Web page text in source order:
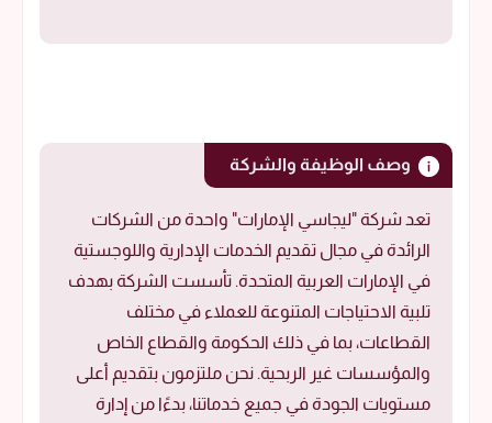
وصف الوظيفة والشركة
تعد شركة "ليجاسي الإمارات" واحدة من الشركات
الرائدة في مجال تقديم الخدمات الإدارية واللوجستية
في الإمارات العربية المتحدة. تأسست الشركة بهدف
تلبية الاحتياجات المتنوعة للعملاء في مختلف
القطاعات، بما في ذلك الحكومة والقطاع الخاص
والمؤسسات غير الربحية. نحن ملتزمون بتقديم أعلى
مستويات الجودة في جميع خدماتنا، بدءًا من إدارة